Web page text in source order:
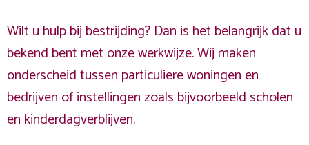
Wilt u hulp bij bestrijding? Dan is het belangrijk dat u
bekend bent met onze werkwijze. Wij maken
onderscheid tussen particuliere woningen en
bedrijven of instellingen zoals bijvoorbeeld scholen
en kinderdagverblijven.